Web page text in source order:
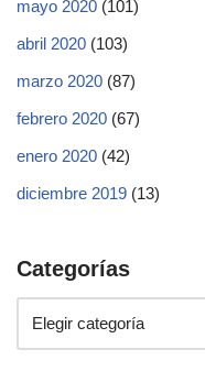
mayo 2020 (101)
abril 2020 (103)
marzo 2020 (87)
febrero 2020 (67)
enero 2020 (42)
diciembre 2019 (13)
Categorías